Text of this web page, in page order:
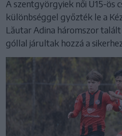
A szentgyörgyiek női U15-ös
különbséggel győzték le a
Lăutar Adina háromszor
góllal járultak hozzá a